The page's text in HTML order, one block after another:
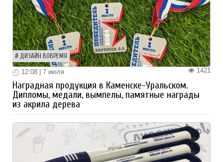
ДИЗАЙН ВОВРЕМЯ
1421
12:08 | 7 июля
Наградная продукция в Каменске-Уральском.
Дипломы, медали, вымпелы, памятные награды
из акрила дерева